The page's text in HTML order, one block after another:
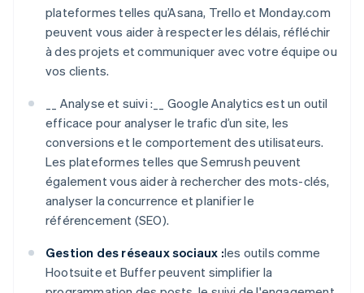
plateformes telles qu’Asana, Trello et Monday.com
peuvent vous aider à respecter les délais, réfléchir
à des projets et communiquer avec votre équipe ou
vos clients.
__ Analyse et suivi :__ Google Analytics est un outil
efficace pour analyser le trafic d’un site, les
conversions et le comportement des utilisateurs.
Les plateformes telles que Semrush peuvent
également vous aider à rechercher des mots-clés,
analyser la concurrence et planifier le
référencement (SEO).
Gestion des réseaux sociaux :les outils comme
Hootsuite et Buffer peuvent simplifier la